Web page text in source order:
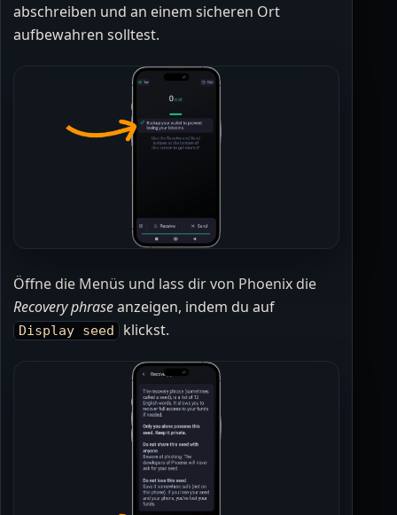
abschreiben und an einem sicheren Ort
aufbewahren solltest.
Öffne die Menüs und lass dir von Phoenix die
Recovery phraseanzeigen, indem du auf
Display seed klickst.